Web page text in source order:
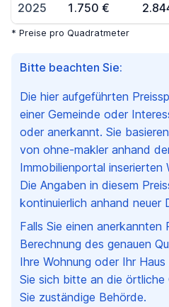
Bitte beachten Sie:
Die hier aufgeführten
einer Gemeinde oder
oder anerkannt. Sie
von ohne-makler anhand
Immobilienportal inserierten
Die Angaben in diesem
kontinuierlich anhand neuer
Falls Sie einen anerkannten
Berechnung des genauen
Ihre Wohnung oder Ihr
Sie sich bitte an die örtliche
Sie zuständige Behörde.
2025 1.750 €
* Preise pro Quadratmeter